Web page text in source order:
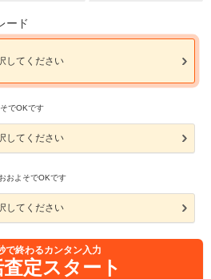
ード
してください
でOKです
してください
およそでOKです
してください
で終わるカンタン入力
定スタート